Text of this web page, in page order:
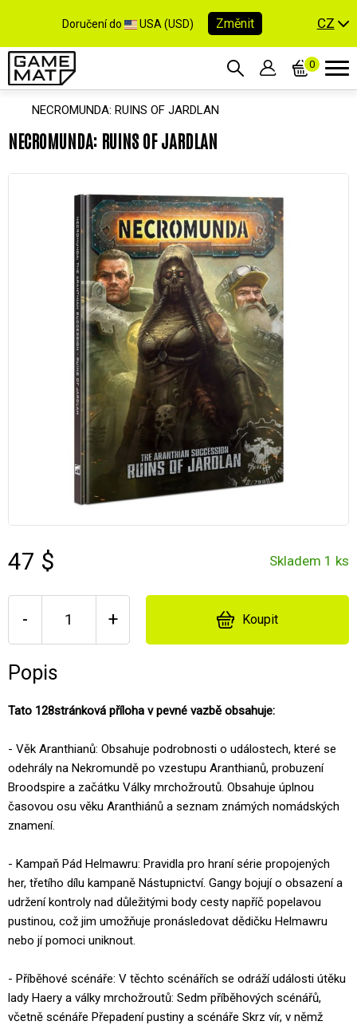
Doručení do USA (USD) Změnit CZ
0
NECROMUNDA: RUINS OF JARDLAN
NECROMUNDA: RUINS OF JARDLAN
47 $ Skladem 1 ks
- + Koupit
Popis
Tato 128stránková příloha v pevné vazbě obsahuje:
- Věk Aranthianů: Obsahuje podrobnosti o událostech, které se
odehrály na Nekromundě po vzestupu Aranthianů, probuzení
Broodspire a začátku Války mrchožroutů. Obsahuje úplnou
časovou osu věku Aranthiánů a seznam známých nomádských
znamení.
- Kampaň Pád Helmawru: Pravidla pro hraní série propojených
her, třetího dílu kampaně Nástupnictví. Gangy bojují o obsazení a
udržení kontroly nad důležitými body cesty napříč popelavou
pustinou, což jim umožňuje pronásledovat dědičku Helmawru
nebo jí pomoci uniknout.
- Příběhové scénáře: V těchto scénářích se odráží události útěku
lady Haery a války mrchožroutů: Sedm příběhových scénářů,
včetně scénáře Přepadení pustiny a scénáře Skrz vír, v němž